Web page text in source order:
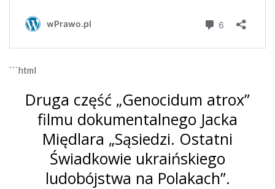
```html
Druga część „Genocidum atrox”
filmu dokumentalnego Jacka
Międlara „Sąsiedzi. Ostatni
Świadkowie ukraińskiego
ludobójstwa na Polakach”.